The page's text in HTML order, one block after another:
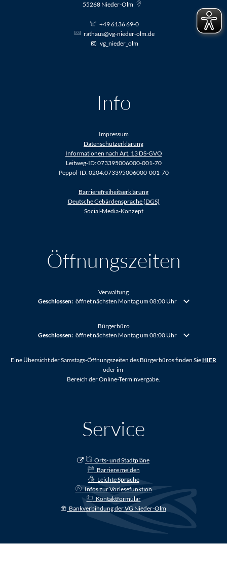
55268 Nieder-Olm
+49 6136 69-0
rathaus@vg-nieder-olm.de
vg_nieder_olm
Info
Impressum
Datenschutzerklärung
Informationen nach Art. 13 DS-GVO
Leitweg-ID: 073395006000-001-70
Peppol-ID: 0204:073395006000-001-70
Barrierefreiheitserklärung
Deutsche Gebärdensprache (DGS)
Social-Media-Konzept
Öffnungszeiten
Verwaltung
Klicken, um weitere Öffnungs- oder Schließzeiten auszublenden
Geschlossen: öffnet nächsten Montag um 08:00 Uhr
Bürgerbüro
Klicken, um weitere Öffnungs- oder Schließzeiten auszublenden
Geschlossen: öffnet nächsten Montag um 08:00 Uhr
Eine Übersicht der Samstags-Öffnungszeiten des Bürgerbüros finden SieHIER
oder im
Bereich der Online-Terminvergabe.
Service
Orts- und Stadtpläne
Barriere melden
Leichte Sprache
Infos zur Vorlesefunktion
Kontaktformular
Bankverbindung der VG Nieder-Olm